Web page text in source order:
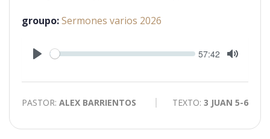
groupo:Sermones varios 2026
Play
Seek Current
time
57:42
PASTOR: ALEX BARRIENTOS TEXTO: 3 JUAN 5-6